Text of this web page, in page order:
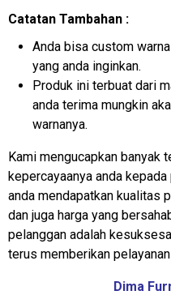
Catatan Tambahan :
Anda bisa custom
yang anda inginkan.
Produk ini terbuat dari
anda terima mungkin
warnanya.
Kami mengucapkan banyak
kepercayaanya anda
anda mendapatkan kualitas
dan juga harga yang
pelanggan adalah
terus memberikan
Dima